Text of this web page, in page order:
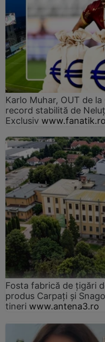
Karlo Muhar, OUT de
record stabilită de
Exclusiv www.fanatik.ro
Fosta fabrică de țigări
produs Carpați și
tineri www.antena3.ro